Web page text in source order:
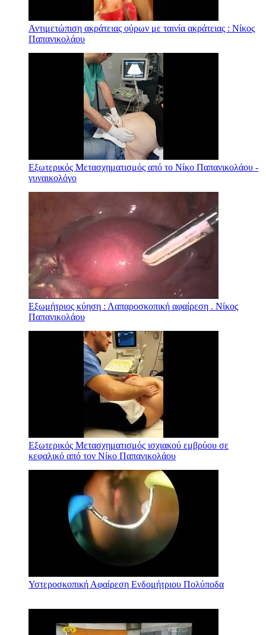
Αντιμετώπιση ακράτειας ούρων με ταινία ακράτειας : Νίκος
Παπανικολάου
Εξωτερικός Μετασχηματισμός από το Νίκο Παπανικολάου -
γυναικολόγο
Εξωμήτριος κύηση : Λαπαροσκοπική αφαίρεση . Νίκος
Παπανικολάου
Εξωτερικός Μετασχηματισμός ισχιακού εμβρύου σε
κεφαλικό από τον Νίκο Παπανικολάου
Υστεροσκοπική Αφαίρεση Ενδομήτριου Πολύποδα